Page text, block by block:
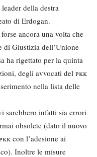
della destra
di Erdogan.
ancora una volta che
di Giustizia dell’Unione
ha rigettato per la quinta
degli avvocati del pkk
nella lista delle
sarebbero infatti sia errori
obsolete (dato il nuovo
con l’adesione ai
Inoltre le misure